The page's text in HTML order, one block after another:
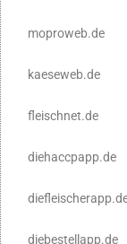
moproweb.de
kaeseweb.de
fleischnet.de
diehaccpapp.de
diebestellapp.de